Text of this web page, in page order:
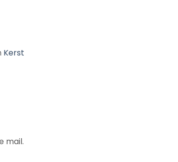
Kerst
mail.